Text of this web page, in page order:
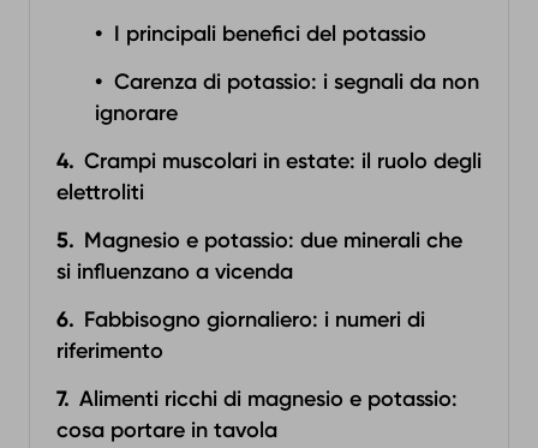
I principali benefici del potassio
Carenza di potassio: i segnali da non
ignorare
Crampi muscolari in estate: il ruolo degli
elettroliti
Magnesio e potassio: due minerali che
si influenzano a vicenda
Fabbisogno giornaliero: i numeri di
riferimento
Alimenti ricchi di magnesio e potassio:
cosa portare in tavola